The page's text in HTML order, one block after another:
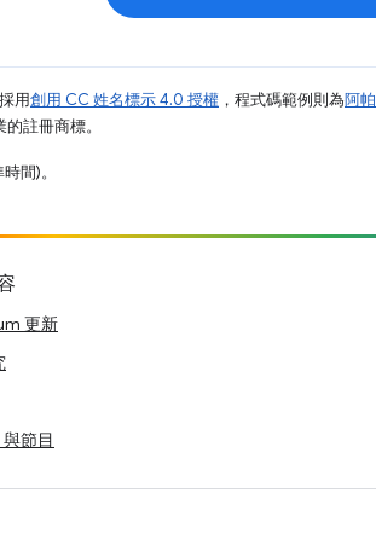
用創用 CC 姓名標示 4.0 授權 ，程式碼範例則為阿
註冊商標。
間)。
更新
節目